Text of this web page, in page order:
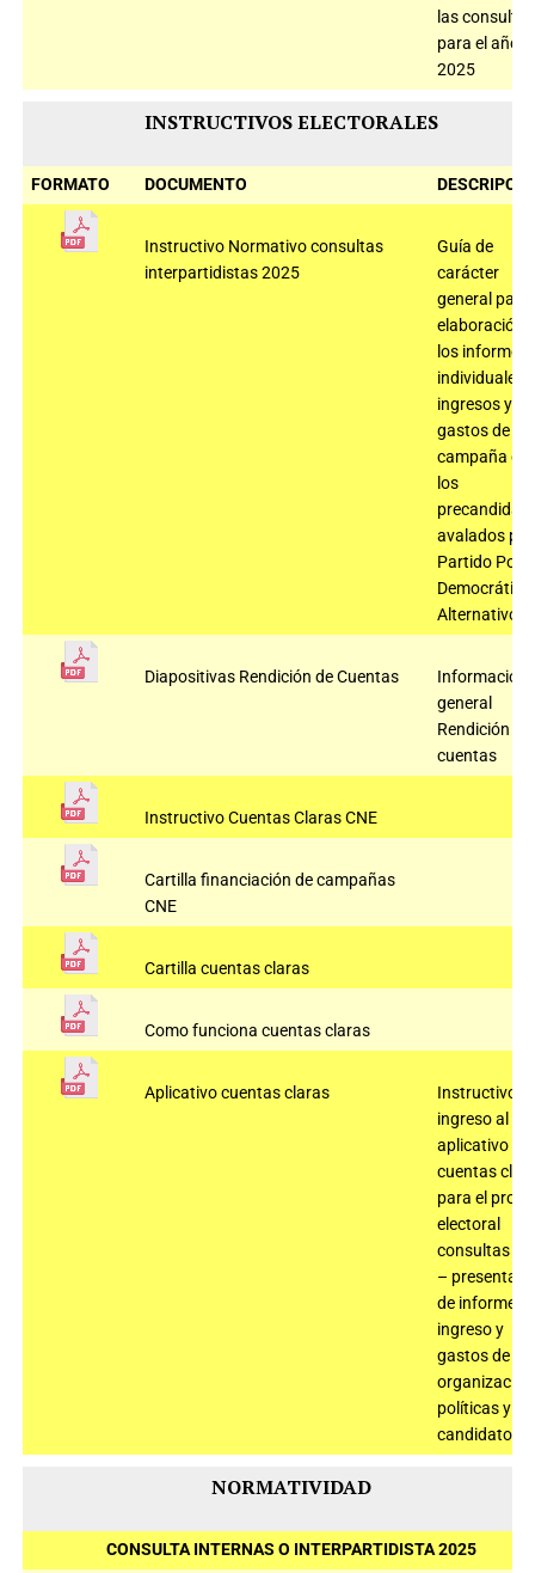
las consultas
para el año
2025
INSTRUCTIVOS ELECTORALES
FORMATO DOCUMENTO
Instructivo Normativo consultas
interpartidistas 2025
Guía de
carácter
general para
elaboración
los informes
individuales
ingresos y
gastos de
campaña de
los
avalados por
Partido Polo
Democrático
Alternativo
Diapositivas Rendición de Cuentas
Información
general
Rendición de
cuentas
Instructivo Cuentas Claras CNE
Cartilla financiación de campañas
CNE
Cartilla cuentas claras
Como funciona cuentas claras
Aplicativo cuentas claras
Instructivo
ingreso al
aplicativo
cuentas
para el
electoral
consultas
–
de informe
ingreso y
gastos de
políticas y
candidatos
NORMATIVIDAD
CONSULTA INTERNAS O INTERPARTIDISTA 2025